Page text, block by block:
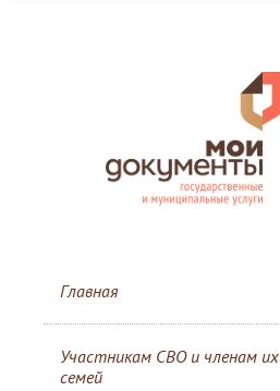
Главная
Участникам СВО и членам их
семей